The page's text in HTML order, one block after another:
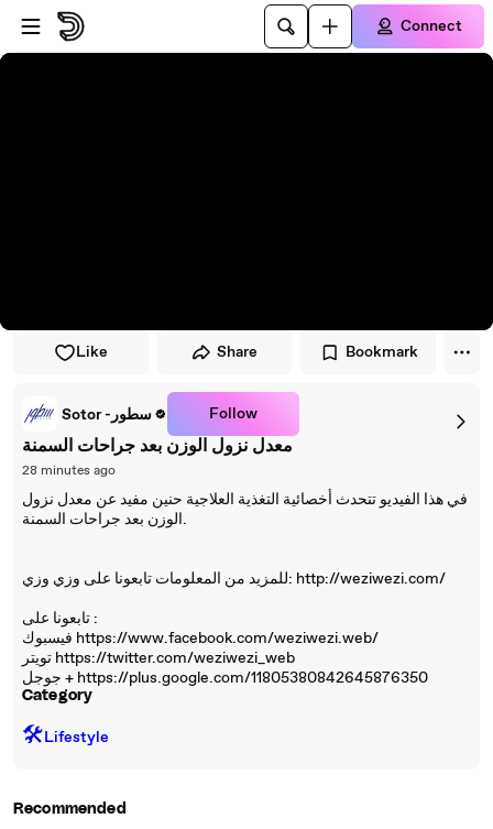
Skip to player
Skip to main content
Connect
Like Share Bookmark
Sotor -سطور Follow
معدل نزول الوزن بعد جراحات السمنة
28 minutes ago
في هذا الفيديو تتحدث أخصائية التغذية العلاجية حنين مفيد عن معدل نزول
الوزن بعد جراحات السمنة.
للمزيد من المعلومات تابعونا على وزي وزي: http://weziwezi.com/
تابعونا على :
فيسبوك https://www.facebook.com/weziwezi.web/
تويتر https://twitter.com/weziwezi_web
جوجل + https://plus.google.com/11805380842645876350
Category
🛠️Lifestyle
Recommended